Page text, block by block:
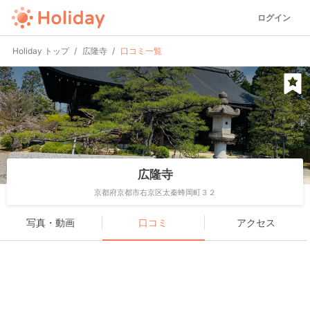
ログイン
Holiday トップ 広隆寺 口コミ一覧
広隆寺
京都府京都市右京区太秦蜂岡町３２
写真・動画 口コミ アクセス